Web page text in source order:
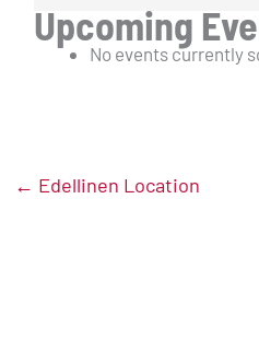
Upcoming
No events currently
← Edellinen Location